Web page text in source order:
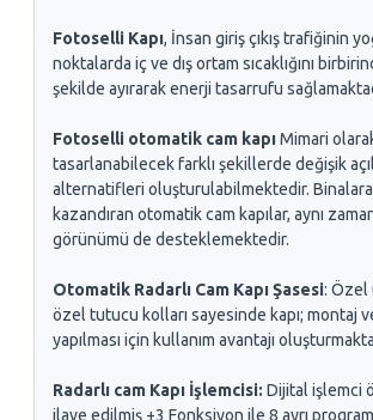
Fotoselli Kapı, İnsan giriş çıkış trafiğinin
noktalarda iç ve dış ortam sıcaklığını
şekilde ayırarak enerji tasarrufu
Fotoselli otomatik cam kapıMimari
tasarlanabilecek farklı şekillerde değişik
alternatifleri oluşturulabilmektedir.
kazandıran otomatik cam kapılar, aynı
görünümü de desteklemektedir.
Otomatik Radarlı Cam Kapı Şasesi: Özel
özel tutucu kolları sayesinde kapı; montaj
yapılması için kullanım avantajı
Radarlı cam Kapı İşlemcisi: Dijital işlemci
ilave edilmiş +3 Fonksiyon ile 8 ayrı